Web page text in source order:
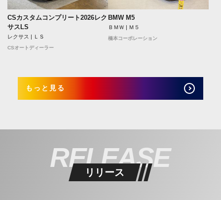
CSカスタムコンプリート2026レク
サスLS
レクサス | ＬＳ
CSオートディーラー
BMW M5
ＢＭＷ | Ｍ５
橋本コーポレーション
もっと見る
RELEASE
リリース